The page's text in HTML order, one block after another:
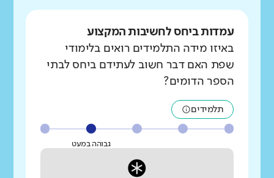
עמדות ביחס לחשיבות המקצוע
באיזו מידה התלמידים רואים בלימודי
שפת האם דבר חשוב לעתידם ביחס לבתי
הספר הדומים?
תלמידים
גבוהה במעט